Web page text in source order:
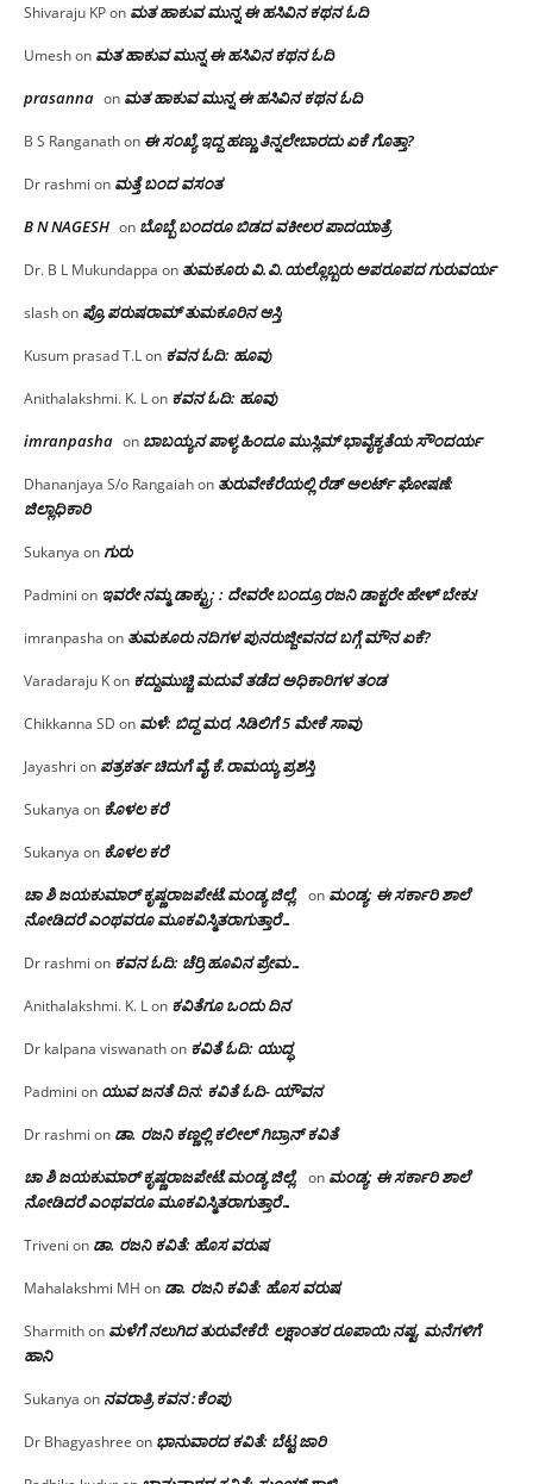
Shivaraju KPon ಮತ ಹಾಕುವ ಮುನ್ನ ಈ ಹಸಿವಿನ ಕಥನ ಓದಿ
Umeshon ಮತ ಹಾಕುವ ಮುನ್ನ ಈ ಹಸಿವಿನ ಕಥನ ಓದಿ
prasanna on ಮತ ಹಾಕುವ ಮುನ್ನ ಈ ಹಸಿವಿನ ಕಥನ ಓದಿ
B S Ranganathon ಈ ಸಂಖ್ಯೆ ಇದ್ದ ಹಣ್ಣು ತಿನ್ನಲೇಬಾರದು ಏಕೆ ಗೊತ್ತಾ?
Dr rashmi on ಮತ್ತೆ ಬಂದ ವಸಂತ
B N NAGESH on ಬೊಬ್ಬೆ ಬಂದರೂ ಬಿಡದ ವಕೀಲರ ಪಾದಯಾತ್ರೆ
Dr. B L Mukundappa on ತುಮಕೂರು‌ ವಿ.ವಿ.ಯಲ್ಲೊಬ್ಬರು ಅಪರೂಪದ ಗುರುವರ್ಯ
slashon ಪ್ರೊ.ಪರುಷರಾಮ್ ತುಮಕೂರಿನ ಆಸ್ತಿ
Kusum prasad T.Lon ಕವನ ಓದಿ: ಹೂವು
Anithalakshmi. K. Lon ಕವನ ಓದಿ: ಹೂವು
imranpasha on ಬಾಬಯ್ಯನ ಪಾಳ್ಯ ಹಿಂದೂ ಮುಸ್ಲಿಮ್ ಭಾವೈಕ್ಯತೆಯ ಸೌಂದರ್ಯ
Dhananjaya S/o Rangaiahon ತುರುವೇಕೆರೆಯಲ್ಲಿ ರೆಡ್ ಅಲರ್ಟ್ ಘೋಷಣೆ:
ಜಿಲ್ಲಾಧಿಕಾರಿ
Sukanya onಗುರು
Padmini on ಇವರೇ ನಮ್ಮ ಡಾಕ್ಟ್ರು; : ದೇವರೇ ಬಂದ್ರೂ ರಜನಿ ಡಾಕ್ಟರೇ ಹೇಳ್ ಬೇಕು!
imranpasha on ತುಮಕೂರು ನದಿಗಳ ಪುನರುಜ್ಜೀವನದ ಬಗ್ಗೆ ಮೌನ ಏಕೆ?
Varadaraju Kon ಕದ್ದುಮುಚ್ಚಿ ಮದುವೆ ತಡೆದ ಅಧಿಕಾರಿಗಳ ತಂಡ
Chikkanna SD on ಮಳೆ: ಬಿದ್ದ ಮರ, ಸಿಡಿಲಿಗೆ 5 ಮೇಕೆ ಸಾವು
Jayashri on ಪತ್ರಕರ್ತ ಚಿದುಗೆ ವೈ.ಕೆ.ರಾಮಯ್ಯ ಪ್ರಶಸ್ತಿ
Sukanya on ಕೊಳಲ ಕರೆ
Sukanya on ಕೊಳಲ ಕರೆ
ಚಾ ಶಿ ಜಯಕುಮಾರ್ ಕೃಷ್ಣರಾಜಪೇಟೆ.ಮಂಡ್ಯ ಜಿಲ್ಲೆ. on ಮಂಡ್ಯ: ಈ ಸರ್ಕಾರಿ ಶಾಲೆ
ನೋಡಿದರೆ ಎಂಥವರೂ ಮೂಕವಿಸ್ಮಿತರಾಗುತ್ತಾರೆ…
Dr rashmi on ಕವನ ಓದಿ: ಚೆರ್ರಿ ಹೂವಿನ ಪ್ರೇಮ…
Anithalakshmi. K. Lon ಕವಿತೆಗೂ ಒಂದು ದಿನ
Dr kalpana viswanathon ಕವಿತೆ ಓದಿ: ಯುದ್ಧ
Padmini on ಯುವ ಜನತೆ ದಿನ: ಕವಿತೆ ಓದಿ- ಯೌವನ
Dr rashmi on ಡಾ. ರಜನಿ‌ ಕಣ್ಣಲ್ಲಿ ಕಲೀಲ್ ಗಿಬ್ರಾನ್ ಕವಿತೆ
ಚಾ ಶಿ ಜಯಕುಮಾರ್ ಕೃಷ್ಣರಾಜಪೇಟೆ.ಮಂಡ್ಯ ಜಿಲ್ಲೆ. on ಮಂಡ್ಯ: ಈ ಸರ್ಕಾರಿ ಶಾಲೆ
ನೋಡಿದರೆ ಎಂಥವರೂ ಮೂಕವಿಸ್ಮಿತರಾಗುತ್ತಾರೆ…
Triveni on ಡಾ. ರಜನಿ ಕವಿತೆ: ಹೊಸ ವರುಷ
Mahalakshmi MH on ಡಾ. ರಜನಿ ಕವಿತೆ: ಹೊಸ ವರುಷ
Sharmithon ಮಳೆಗೆ ನಲುಗಿದ ತುರುವೇಕೆರೆ: ಲಕ್ಷಾಂತರ ರೂಪಾಯಿ ನಷ್ಟ, ಮನೆಗಳಿಗೆ
ಹಾನಿ
Sukanya on ನವರಾತ್ರಿ ಕವನ :ಕೆಂಪು
Dr Bhagyashree on ಭಾನುವಾರದ ಕವಿತೆ: ಬೆಟ್ಟ ಜಾರಿ